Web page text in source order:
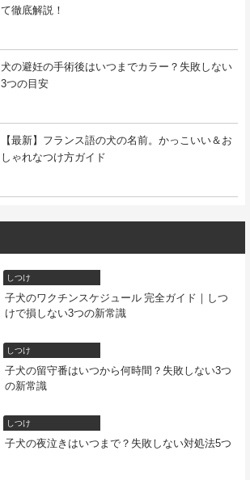
て徹底解説！
犬の避妊の手術後はいつまでカラー？失敗しない
3つの目安
【最新】フランス語の犬の名前。かっこいい＆お
しゃれなつけ方ガイド
しつけ
子犬のワクチンスケジュール 完全ガイド｜しつ
けで損しない3つの新常識
しつけ
子犬の留守番はいつから何時間？失敗しない3つ
の新常識
しつけ
子犬の夜泣きはいつまで？失敗しない対処法5つ